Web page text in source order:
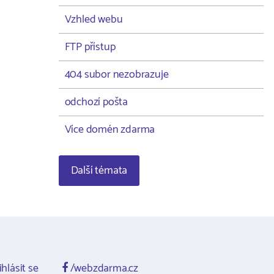
Vzhled webu
FTP přístup
404 subor nezobrazuje
odchozí pošta
Více domén zdarma
Další témata
se /webzdarma.cz